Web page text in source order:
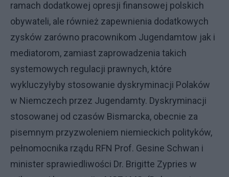
ramach dodatkowej opresji finansowej polskich
obywateli, ale również zapewnienia dodatkowych
zysków zarówno pracownikom Jugendamtow jak i
mediatorom, zamiast zaprowadzenia takich
systemowych regulacji prawnych, które
wykluczyłyby stosowanie dyskryminacji Polaków
w Niemczech przez Jugendamty. Dyskryminacji
stosowanej od czasów Bismarcka, obecnie za
pisemnym przyzwoleniem niemieckich polityków,
pełnomocnika rządu RFN Prof. Gesine Schwan i
minister sprawiedliwości Dr. Brigitte Zypries w